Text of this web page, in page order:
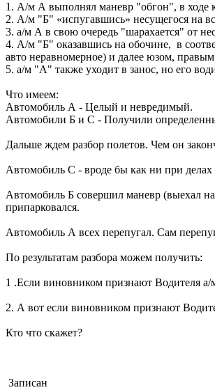
1. А/м А выполнял маневр "обгон", в ходе
2. А/м "Б" «испугавшись» несущегося на
3. а/м А в свою очередь "шарахается" от
4. А/м "Б" оказавшись на обочине, в
авто неравномерное) и далее юзом,
5. а/м "А" также уходит в занос, но его
Что имеем:
Автомобиль А - Целый и невредимый.
Автомобили Б и С - Получили
Дальше ждем разбор полетов. Чем он
Автомобиль С - вроде бы как ни при делах
Автомобиль Б совершил маневр (выехал на
припарковался.
Автомобиль А всех перепугал. Сам
По результатам разбора можем получить:
1 .Если виновником признают Водителя а/
2. А вот если виновником признают
Кто что скажет?
Записан